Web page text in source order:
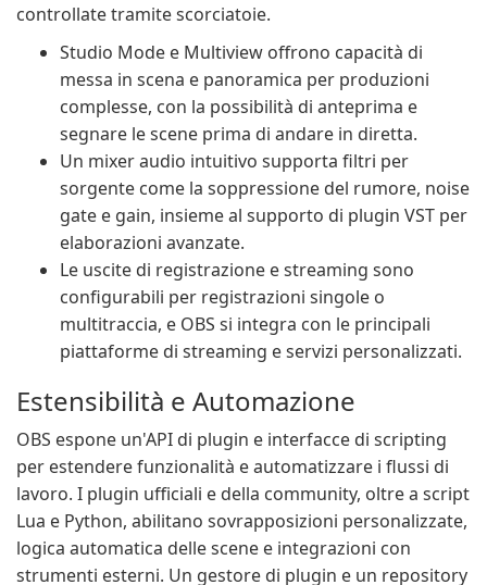
controllate tramite scorciatoie.
Studio Mode e Multiview offrono capacità di
messa in scena e panoramica per produzioni
complesse, con la possibilità di anteprima e
segnare le scene prima di andare in diretta.
Un mixer audio intuitivo supporta filtri per
sorgente come la soppressione del rumore, noise
gate e gain, insieme al supporto di plugin VST per
elaborazioni avanzate.
Le uscite di registrazione e streaming sono
configurabili per registrazioni singole o
multitraccia, e OBS si integra con le principali
piattaforme di streaming e servizi personalizzati.
Estensibilità e Automazione
OBS espone un'API di plugin e interfacce di scripting
per estendere funzionalità e automatizzare i flussi di
lavoro. I plugin ufficiali e della community, oltre a script
Lua e Python, abilitano sovrapposizioni personalizzate,
logica automatica delle scene e integrazioni con
strumenti esterni. Un gestore di plugin e un repository